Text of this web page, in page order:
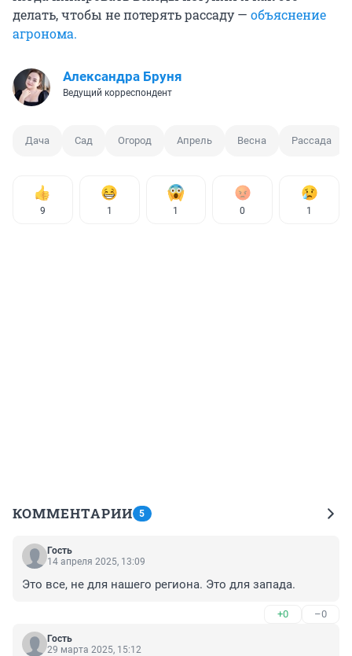
делать, чтобы не потерять рассаду — объяснение
агронома.
Александра Бруня
Ведущий корреспондент
Дача Сад Огород Апрель Весна Рассада
9 1 1 0 1
КОММЕНТАРИИ 5
Гость
14 апреля 2025, 13:09
Это все, не для нашего региона. Это для запада.
+0 –0
Гость
29 марта 2025, 15:12